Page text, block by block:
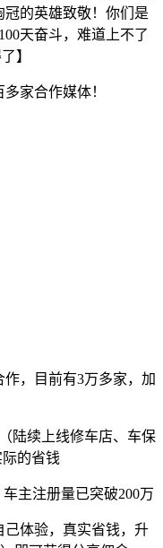
冠的英雄致敬！你们是
天奋斗，难道上不了
】
家合作媒体！
，目前有3万多家，加
陆续上线修车店、车保
的省钱
主注册量已突破200万
己体验，真实省钱，升